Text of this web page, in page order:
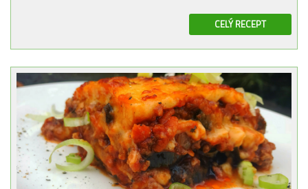
CELÝ RECEPT